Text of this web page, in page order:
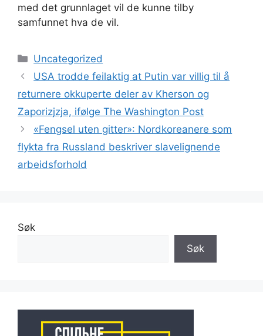
med det grunnlaget vil de kunne tilby
samfunnet hva de vil.
Kategorier
Uncategorized
USA trodde feilaktig at Putin var villig til å
returnere okkuperte deler av Kherson og
Zaporizjzja, ifølge The Washington Post
«Fengsel uten gitter»: Nordkoreanere som
flykta fra Russland beskriver slavelignende
arbeidsforhold
Søk
Søk